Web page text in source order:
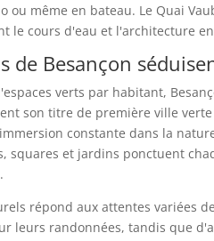
ou même en bateau. Le Quai
le cours d'eau et l'architecture
de Besançon
verts par habitant,
son titre de première ville
constante dans la
squares et jardins ponctuent
répond aux attentes variées
leurs randonnées, tandis que